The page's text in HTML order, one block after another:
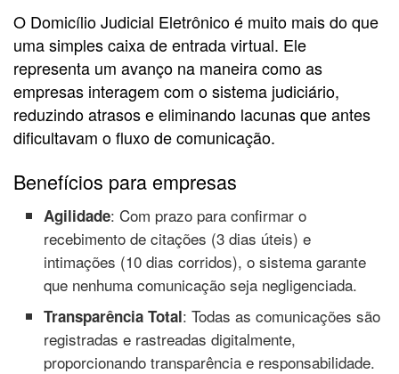
O Domicílio Judicial Eletrônico é muito mais do que
uma simples caixa de entrada virtual. Ele
representa um avanço na maneira como as
empresas interagem com o sistema judiciário,
reduzindo atrasos e eliminando lacunas que antes
dificultavam o fluxo de comunicação.
Benefícios para empresas
Agilidade: Com prazo para confirmar o
recebimento de citações (3 dias úteis) e
intimações (10 dias corridos), o sistema garante
que nenhuma comunicação seja negligenciada.
Transparência Total: Todas as comunicações são
registradas e rastreadas digitalmente,
proporcionando transparência e responsabilidade.